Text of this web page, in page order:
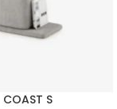
COAST S